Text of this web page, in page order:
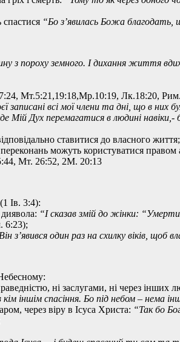
спастися “Бо з’явилась Божа благодать,
з пороху земного. І дихання життя
Мт.5:21,19:18,Мр.10:19, Лк.18:20,
записані всі мої члени та дні, що в них
Мій Дух перемагатися в людині навіки,-
ставитися до власного життя;
можуть користуватися правом
Мт. 26:52, 2М. 20:13
(1 Ів. 3:4):
“І сказав змій до жінки:
6:23);
з’явився один раз на схилку віків,
ні заслугами, ні через інших
кім іншім спасіння. Бо під небом –
через віру в Ісуса Христа: “Так бо